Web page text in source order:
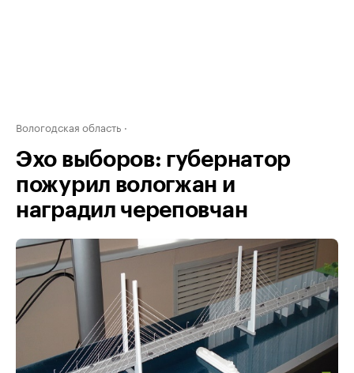
Вологодская область
Эхо выборов: губернатор
пожурил вологжан и
наградил череповчан